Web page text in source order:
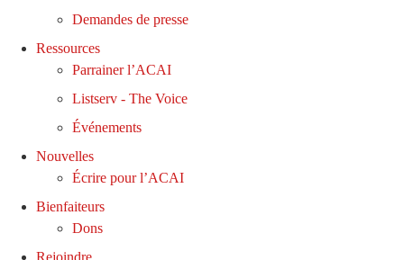
Demandes de presse
Ressources
Parrainer l’ACAI
Listserv - The Voice
Événements
Nouvelles
Écrire pour l’ACAI
Bienfaiteurs
Dons